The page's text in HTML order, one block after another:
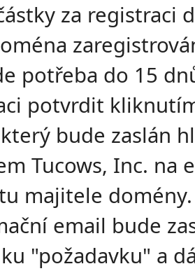
za registraci
potřeba do 15
potvrdit
bude zaslán
Tucows, Inc. na
majitele
email bude
"požadavku" a